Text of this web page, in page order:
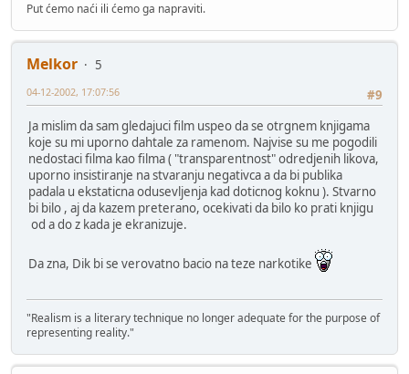
Put ćemo naći ili ćemo ga napraviti.
Melkor
5
#9
04-12-2002, 17:07:56
Ja mislim da sam gledajuci film uspeo da se otrgnem knjigama
koje su mi uporno dahtale za ramenom. Najvise su me pogodili
nedostaci filma kao filma ( "transparentnost" odredjenih likova,
uporno insistiranje na stvaranju negativca a da bi publika
padala u ekstaticna odusevljenja kad doticnog koknu ). Stvarno
bi bilo , aj da kazem preterano, ocekivati da bilo ko prati knjigu
od a do z kada je ekranizuje.
Da zna, Dik bi se verovatno bacio na teze narkotike
"Realism is a literary technique no longer adequate for the purpose of
representing reality."